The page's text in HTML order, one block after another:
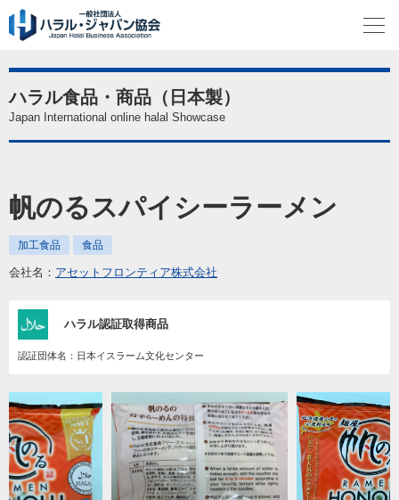
ハラル食品・商品（日本製）
Japan International online halal Showcase
帆のるスパイシーラーメン
加工食品 食品
会社名： アセットフロンティア株式会社
ハラル認証取得商品
認証団体名：日本イスラーム文化センター